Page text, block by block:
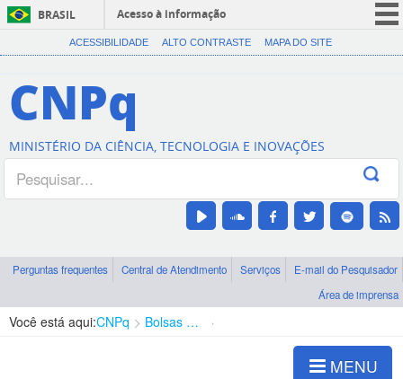
BRASIL
Acesso à informação
CORONAVÍRUS (COVID-19)
Canais
ACESSIBILIDADE ALTO CONTRASTE MAPA DO SITE
CNPq
MINISTÉRIO DA CIÊNCIA, TECNOLOGIA E INOVAÇÕES
Perguntas frequentes Central de Atendimento Serviços
E-mail do Pesquisador
Área de imprensa
Você está aqui:CNPq Bolsas e Auxílios Vigentes
MENU